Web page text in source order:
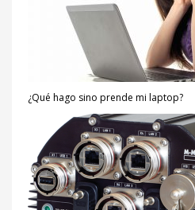
¿Qué hago sino prende mi laptop?